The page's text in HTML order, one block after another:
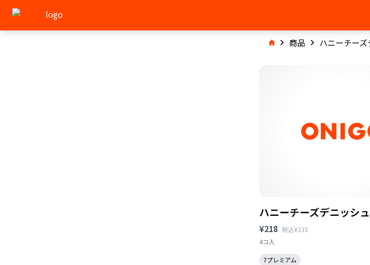
商品 ハニーチー
ハニーチーズデニッシュ
¥218 税込¥235
4コ入
7プレミアム